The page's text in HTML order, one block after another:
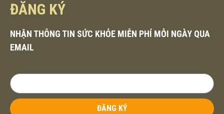
ĐĂNG KÝ
NHẬN THÔNG TIN SỨC KHỎE MIỄN PHÍ MỖI NGÀY QUA
EMAIL
ĐĂNG KÝ